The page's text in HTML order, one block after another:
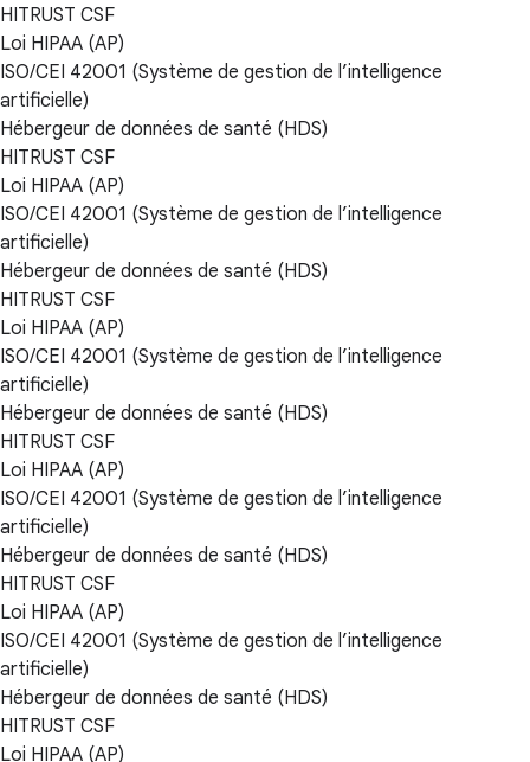
HITRUST CSF
Loi HIPAA (AP)
ISO/CEI 42001 (Système de gestion de l’intelligence
artificielle)
Hébergeur de données de santé (HDS)
HITRUST CSF
Loi HIPAA (AP)
ISO/CEI 42001 (Système de gestion de l’intelligence
artificielle)
Hébergeur de données de santé (HDS)
HITRUST CSF
Loi HIPAA (AP)
ISO/CEI 42001 (Système de gestion de l’intelligence
artificielle)
Hébergeur de données de santé (HDS)
HITRUST CSF
Loi HIPAA (AP)
ISO/CEI 42001 (Système de gestion de l’intelligence
artificielle)
Hébergeur de données de santé (HDS)
HITRUST CSF
Loi HIPAA (AP)
ISO/CEI 42001 (Système de gestion de l’intelligence
artificielle)
Hébergeur de données de santé (HDS)
HITRUST CSF
Loi HIPAA (AP)